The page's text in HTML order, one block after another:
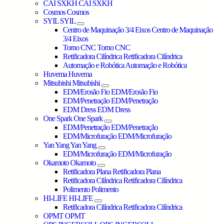
CAI SXKHCAI SXKH
CosmosCosmos
SYIL SYIL
Centro de Maquinação 3/4 EixosCentro de Maquinação
3/4 Eixos
Torno CNCTorno CNC
Retificadora CilíndricaRetificadora Cilíndrica
Automação e RobóticaAutomação e Robótica
HuvemaHuvema
MitsubishiMitsubishi
EDM/Erosão FioEDM/Erosão Fio
EDM/PenetraçãoEDM/Penetração
EDM DressEDM Dress
One SparkOne Spark
EDM/PenetraçãoEDM/Penetração
EDM/MicrofuraçãoEDM/Microfuração
Yan YangYan Yang
EDM/MicrofuraçãoEDM/Microfuração
OkamotoOkamoto
Retificadora PlanaRetificadora Plana
Retificadora CilíndricaRetificadora Cilíndrica
PolimentoPolimento
HI-LIFEHI-LIFE
Retificadora CilíndricaRetificadora Cilíndrica
OPMTOPMT